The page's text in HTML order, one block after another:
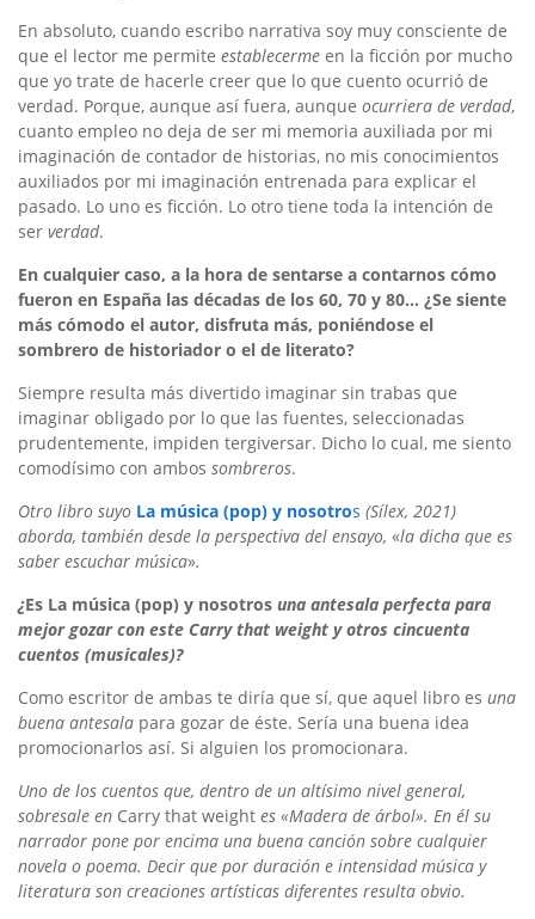
En absoluto, cuando escribo narrativa soy muy consciente de
que el lector me permite establecerme en la ficción por mucho
que yo trate de hacerle creer que lo que cuento ocurrió de
verdad. Porque, aunque así fuera, aunque ocurriera de verdad,
cuanto empleo no deja de ser mi memoria auxiliada por mi
imaginación de contador de historias, no mis conocimientos
auxiliados por mi imaginación entrenada para explicar el
pasado. Lo uno es ficción. Lo otro tiene toda la intención de
ser verdad.
En cualquier caso, a la hora de sentarse a contarnos cómo
fueron en España las décadas de los 60, 70 y 80… ¿Se siente
más cómodo el autor, disfruta más, poniéndose el
sombrero de historiador o el de literato?
Siempre resulta más divertido imaginar sin trabas que
imaginar obligado por lo que las fuentes, seleccionadas
prudentemente, impiden tergiversar. Dicho lo cual, me siento
comodísimo con ambos sombreros.
Otro libro suyo La música (pop) y nosotros (Sílex, 2021)
aborda, también desde la perspectiva del ensayo, «la dicha que es
saber escuchar música».
¿Es La música (pop) y nosotros una antesala perfecta para
mejor gozar con este Carry that weight y otros cincuenta
cuentos (musicales)?
Como escritor de ambas te diría que sí, que aquel libro es una
buena antesala para gozar de éste. Sería una buena idea
promocionarlos así. Si alguien los promocionara.
Uno de los cuentos que, dentro de un altísimo nivel general,
sobresale en Carry that weight es «Madera de árbol». En él su
narrador pone por encima una buena canción sobre cualquier
novela o poema. Decir que por duración e intensidad música y
literatura son creaciones artísticas diferentes resulta obvio.